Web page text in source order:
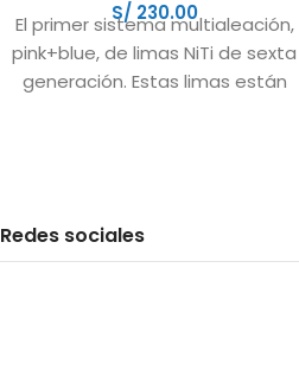
S/ 230.00
El primer sistema multialeación,
pink+blue, de limas NiTi de sexta
generación. Estas limas están
Redes sociales